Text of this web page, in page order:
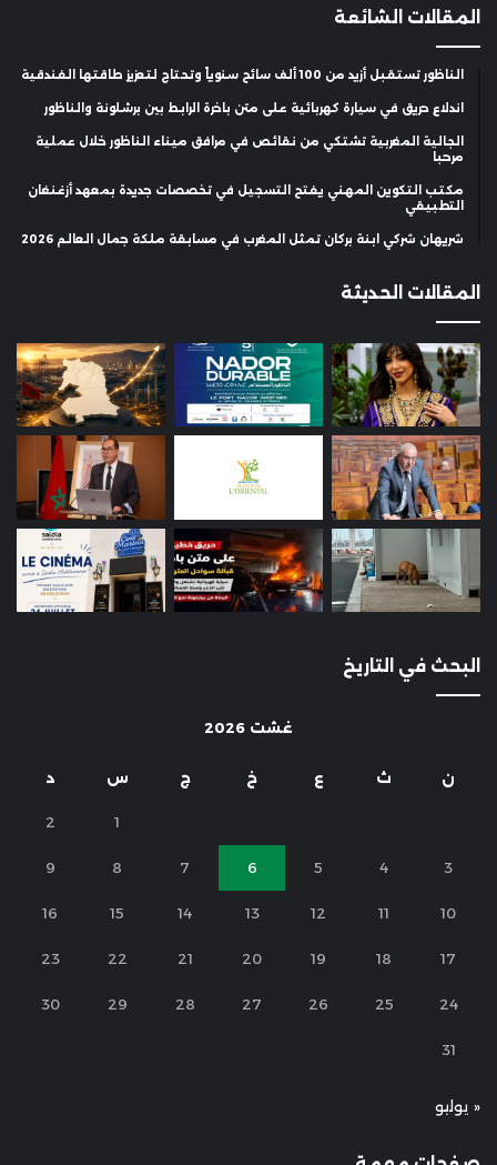
المقالات الشائعة
الناظور تستقبل أزيد من 100 ألف سائح سنوياً وتحتاج لتعزيز طاقتها الفندقية
اندلاع حريق في سيارة كهربائية على متن باخرة الرابط بين برشلونة والناظور
الجالية المغربية تشتكي من نقائص في مرافق ميناء الناظور خلال عملية
مرحبا
مكتب التكوين المهني يفتح التسجيل في تخصصات جديدة بمعهد أزغنغان
التطبيقي
شريهان شركي ابنة بركان تمثل المغرب في مسابقة ملكة جمال العالم 2026
المقالات الحديثة
البحث في التاريخ
غشت 2026
ن ث ع خ ج س د
1
2
3
4
5
6
7
8
9
10
11
12
13
14
15
16
17
18
19
20
21
22
23
24
25
26
27
28
29
30
31
« يوليو